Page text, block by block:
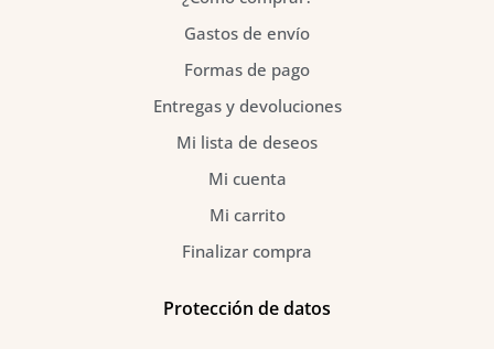
Gastos de envío
Formas de pago
Entregas y devoluciones
Mi lista de deseos
Mi cuenta
Mi carrito
Finalizar compra
Protección de datos